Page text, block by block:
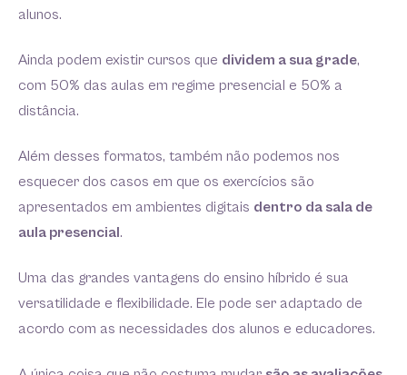
alunos.
Ainda podem existir cursos que dividem a sua grade,
com 50% das aulas em regime presencial e 50% a
distância.
Além desses formatos, também não podemos nos
esquecer dos casos em que os exercícios são
apresentados em ambientes digitais dentro da sala de
aula presencial.
Uma das grandes vantagens do ensino híbrido é sua
versatilidade e flexibilidade. Ele pode ser adaptado de
acordo com as necessidades dos alunos e educadores.